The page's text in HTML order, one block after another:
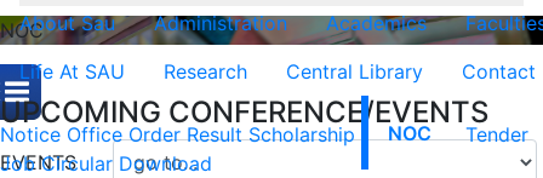
About Sau Administration Academics
Life At SAU
Research Central Library Contact
UPCOMING CONFERENCE/EVENTS
EVENTS
NOC
Notice Office Order Result Scholarship NOC
Tender
Job Circular Download